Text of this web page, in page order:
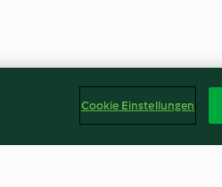
Cookie Einstellungen